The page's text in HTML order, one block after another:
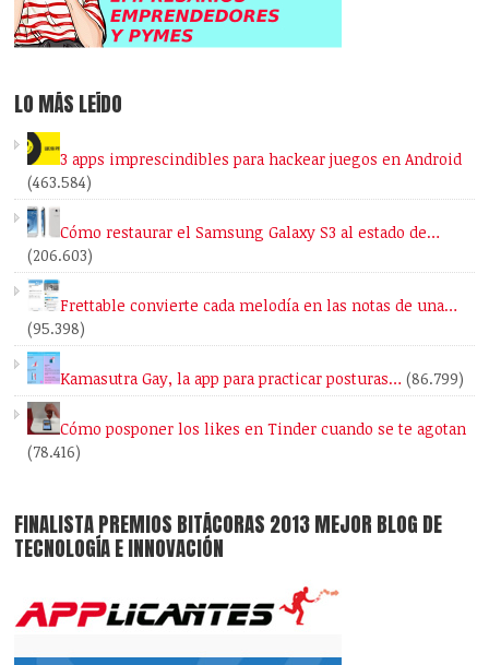
LO MÁS LEÍDO
3 apps imprescindibles para hackear juegos en Android
(463.584)
Cómo restaurar el Samsung Galaxy S3 al estado de…
(206.603)
Frettable convierte cada melodía en las notas de una…
(95.398)
Kamasutra Gay, la app para practicar posturas… (86.799)
Cómo posponer los likes en Tinder cuando se te agotan
(78.416)
FINALISTA PREMIOS BITÁCORAS 2013 MEJOR BLOG DE
TECNOLOGÍA E INNOVACIÓN